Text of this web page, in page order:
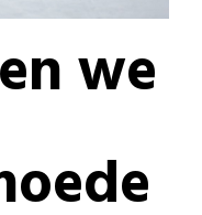
we